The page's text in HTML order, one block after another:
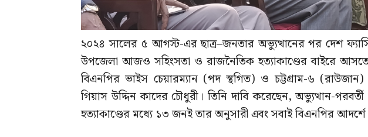
২০২৪ সালের ৫ আগস্ট-এর ছাত্র–জনতার অভ্যুত্থানের পর দেশ
উপজেলা আজও সহিংসতা ও রাজনৈতিক হত্যাকাণ্ডের বাইরে
বিএনপির ভাইস চেয়ারম্যান (পদ স্থগিত) ও চট্টগ্রাম-৬
গিয়াস উদ্দিন কাদের চৌধুরী। তিনি দাবি করেছেন, অভ্যুত্থান-
হত্যাকাণ্ডের মধ্যে ১৩ জনই তার অনুসারী এবং সবাই বিএনপির আদর্শে